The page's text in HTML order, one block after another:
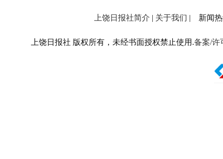
上饶日报社简介 | 关于我们 | 新闻热
上饶日报社 版权所有，未经书面授权禁止使用.备案/许